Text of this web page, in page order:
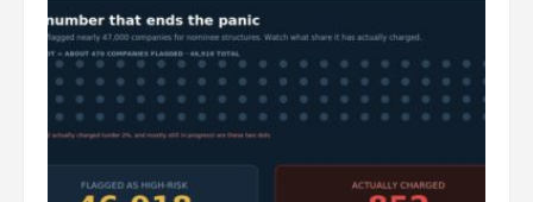
UE
sur
les
colis
chinois
:
opportunité
et
Bangkok